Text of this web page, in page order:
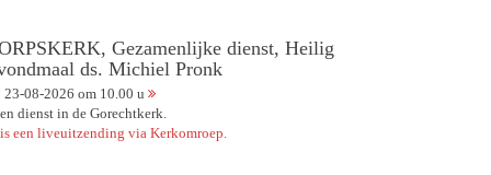
Gezamenlijke dienst, Heilig
ds. Michiel Pronk
23-08-2026 om 10.00 u
dienst in de Gorechtkerk.
een liveuitzending via Kerkomroep.